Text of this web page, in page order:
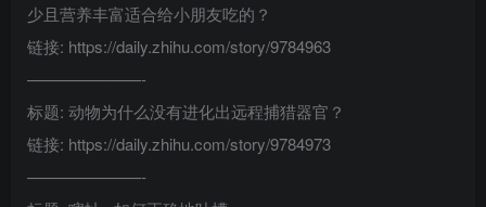
少且营养丰富适合给小朋友吃的？
链接: https://daily.zhihu.com/story/9784963
———————-
标题: 动物为什么没有进化出远程捕猎器官？
链接: https://daily.zhihu.com/story/9784973
———————-